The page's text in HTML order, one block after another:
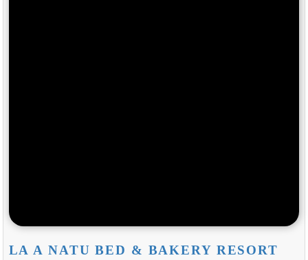
LA A NATU BED & BAKERY RESORT